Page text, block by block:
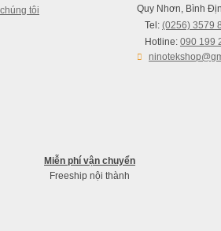
tôi
Quy Nhơn, Bình
Tel: (0256) 3579
Hotline: 090 199
Miễn phí vận chuyển
Freeship nội thành